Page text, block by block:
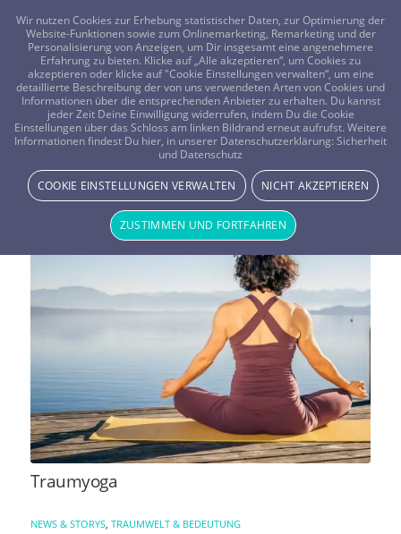
FRAGEN? KOSTENLOS ANRUFEN: 0800-8478266
Schlagwortarchiv für: Yoga
Traumyoga
NEWS & STORYS, TRAUMWELT & BEDEUTUNG
Wir nutzen Cookies zur Erhebung statistischer Daten, zur Optimierung der
Website-Funktionen sowie zum Onlinemarketing, Remarketing und der
Personalisierung von Anzeigen, um Dir insgesamt eine angenehmere
Erfahrung zu bieten. Klicke auf „Alle akzeptieren“, um Cookies zu
akzeptieren oder klicke auf "Cookie Einstellungen verwalten“, um eine
detaillierte Beschreibung der von uns verwendeten Arten von Cookies und
Informationen über die entsprechenden Anbieter zu erhalten. Du kannst
jeder Zeit Deine Einwilligung widerrufen, indem Du die Cookie
Einstellungen über das Schloss am linken Bildrand erneut aufrufst. Weitere
Informationen findest Du hier, in unserer Datenschutzerklärung: Sicherheit
und Datenschutz
COOKIE EINSTELLUNGEN VERWALTEN NICHT AKZEPTIEREN
ZUSTIMMEN UND FORTFAHREN